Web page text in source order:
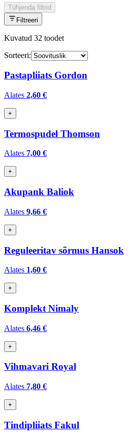
Tühjenda filtrid
Filtreeri
Kuvatud 32 toodet
Sorteeri:
Pastapliiats Gordon
Alates 2,60 €
+
Termospudel Thomson
Alates 7,00 €
+
Akupank Baliok
Alates 9,66 €
+
Reguleeritav sõrmus Hansok
Alates 1,60 €
+
Komplekt Nimaly
Alates 6,46 €
+
Vihmavari Royal
Alates 7,80 €
+
Tindipliiats Fakul